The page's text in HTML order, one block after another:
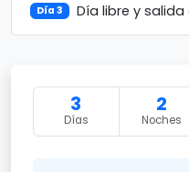
Día 3 Día libre y
3
Días
2
Noches